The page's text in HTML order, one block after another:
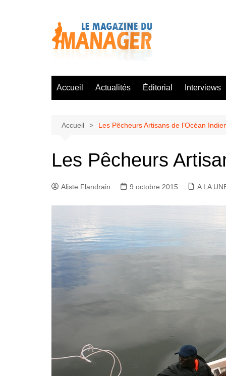
Accueil Actualités Éditorial Interviews
Accueil Les Pêcheurs Artisans de l’Océan
Les Pêcheurs
Aliste Flandrain 9 octobre 2015 A LA